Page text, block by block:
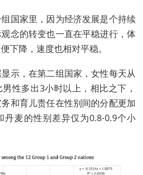
国家里，因为经济发展是个持续
念的转变也一直在平稳进行，体
下降，速度也相对平稳。
示，在第二组国家，女性每天从
性多出3小时以上，相比之下，
和育儿责任在性别间的分配更加
丹麦的性别差异仅为0.8-0.9个小